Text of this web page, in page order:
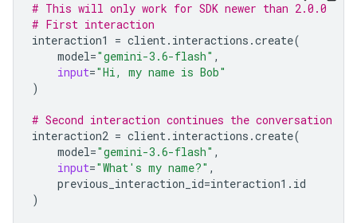
# This will only work for SDK newer than 2.0.0
# First interaction
interaction1
= client. interactions .create(
model="gemini-3.6-flash" ,
input="Hi, my name is Bob"
)
# Second interaction continues the conversation
interaction2 = client. interactions .create(
model="gemini-3.6-flash" ,
input="What's my name?" ,
previous_interaction_id=interaction1 . id
)